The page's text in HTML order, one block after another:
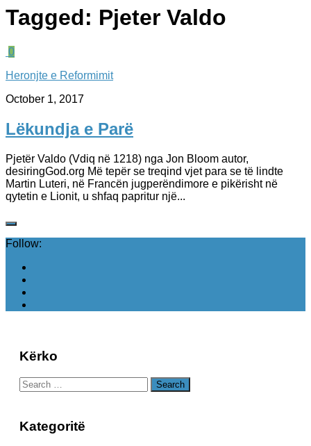
Tagged: Pjeter Valdo
0
Heronjte e Reformimit
October 1, 2017
Lëkundja e Parë
Pjetër Valdo (Vdiq në 1218) nga Jon Bloom autor,
desiringGod.org Më tepër se treqind vjet para se të lindte
Martin Luteri, në Francën jugperëndimore e pikërisht në
qytetin e Lionit, u shfaq papritur një...
Follow:
Kërko
Search
for:
Kategoritë